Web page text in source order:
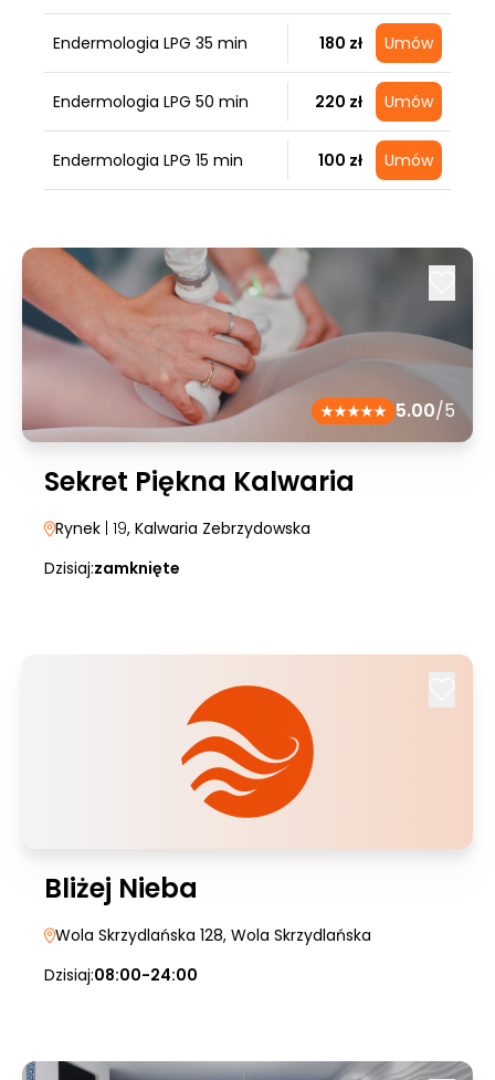
Endermologia LPG 35 min 180 zł Umów
Endermologia LPG 50 min 220 zł Umów
Endermologia LPG 15 min 100 zł Umów
5.00/5
Sekret Piękna Kalwaria
Rynek | 19, Kalwaria Zebrzydowska
Dzisiaj:zamknięte
Bliżej Nieba
Wola Skrzydlańska 128, Wola Skrzydlańska
Dzisiaj:08:00-24:00